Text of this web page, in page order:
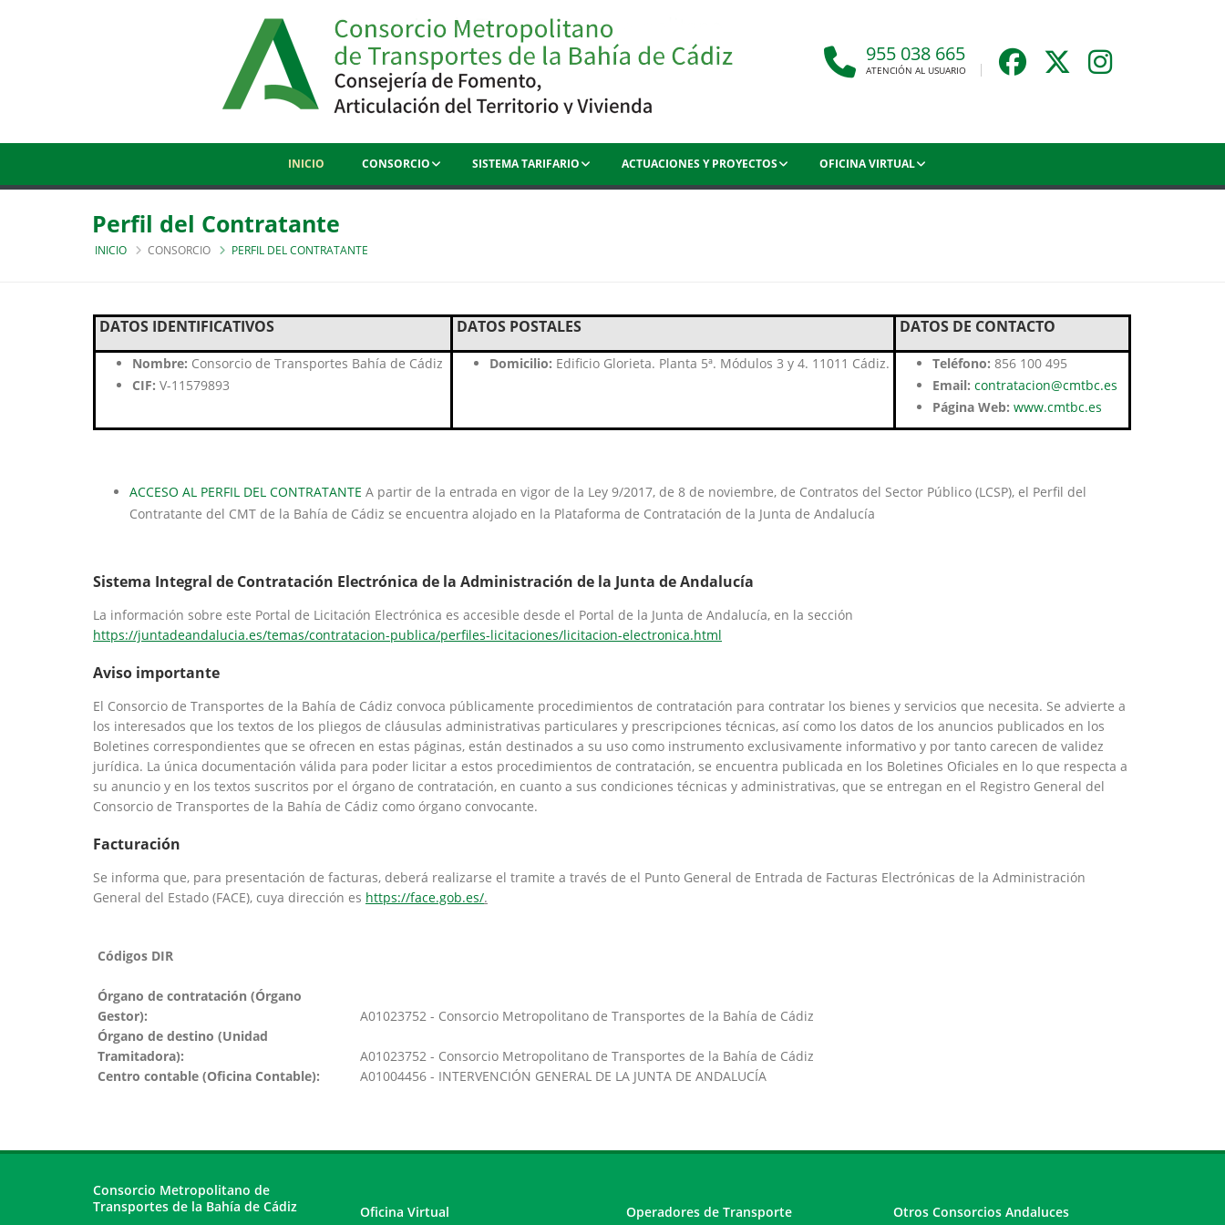
955 038 665
ATENCIÓN AL USUARIO
INICIO CONSORCIO SISTEMA TARIFARIO ACTUACIONES Y PROYECTOS OFICINA VIRTUAL
Perfil del Contratante
INICIO CONSORCIO PERFIL DEL CONTRATANTE
DATOS IDENTIFICATIVOS DATOS POSTALES DATOS DE CONTACTO
Nombre: Consorcio de Transportes Bahía de Cádiz
CIF: V-11579893
Domicilio: Edificio Glorieta. Planta 5ª. Módulos 3 y 4. 11011 Cádiz. Teléfono: 856 100 495
Email: contratacion@cmtbc.es
Página Web: www.cmtbc.es
ACCESO AL PERFIL DEL CONTRATANTE A partir de la entrada en vigor de la Ley 9/2017, de 8 de noviembre, de Contratos del Sector Público (LCSP), el Perfil del
Contratante del CMT de la Bahía de Cádiz se encuentra alojado en la Plataforma de Contratación de la Junta de Andalucía
Sistema Integral de Contratación Electrónica de la Administración de la Junta de Andalucía
La información sobre este Portal de Licitación Electrónica es accesible desde el Portal de la Junta de Andalucía, en la sección
https://juntadeandalucia.es/temas/contratacion-publica/perfiles-licitaciones/licitacion-electronica.html
Aviso importante
El Consorcio de Transportes de la Bahía de Cádiz convoca públicamente procedimientos de contratación para contratar los bienes y servicios que necesita. Se advierte a
los interesados que los textos de los pliegos de cláusulas administrativas particulares y prescripciones técnicas, así como los datos de los anuncios publicados en los
Boletines correspondientes que se ofrecen en estas páginas, están destinados a su uso como instrumento exclusivamente informativo y por tanto carecen de validez
jurídica. La única documentación válida para poder licitar a estos procedimientos de contratación, se encuentra publicada en los Boletines Oficiales en lo que respecta a
su anuncio y en los textos suscritos por el órgano de contratación, en cuanto a sus condiciones técnicas y administrativas, que se entregan en el Registro General del
Consorcio de Transportes de la Bahía de Cádiz como órgano convocante.
Facturación
Se informa que, para presentación de facturas, deberá realizarse el tramite a través de el Punto General de Entrada de Facturas Electrónicas de la Administración
General del Estado (FACE), cuya dirección es https://face.gob.es/.
Códigos DIR
Órgano de contratación (Órgano
Gestor):
A01023752 - Consorcio Metropolitano de Transportes de la Bahía de Cádiz
Órgano de destino (Unidad
Tramitadora):
A01023752 - Consorcio Metropolitano de Transportes de la Bahía de Cádiz
Centro contable (Oficina Contable):
A01004456 - INTERVENCIÓN GENERAL DE LA JUNTA DE ANDALUCÍA
Consorcio Metropolitano de
Transportes de la Bahía de Cádiz
Oficina Virtual Operadores de Transporte Otros Consorcios Andaluces